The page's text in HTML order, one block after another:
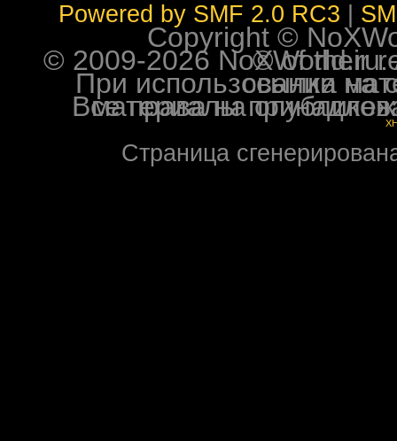
Powered by SMF 2.0 RC3
Copyright ©
© 2009-2026 NoXWorld.ru. All
При использовании
Все права на опубликованные на форуме
Страница